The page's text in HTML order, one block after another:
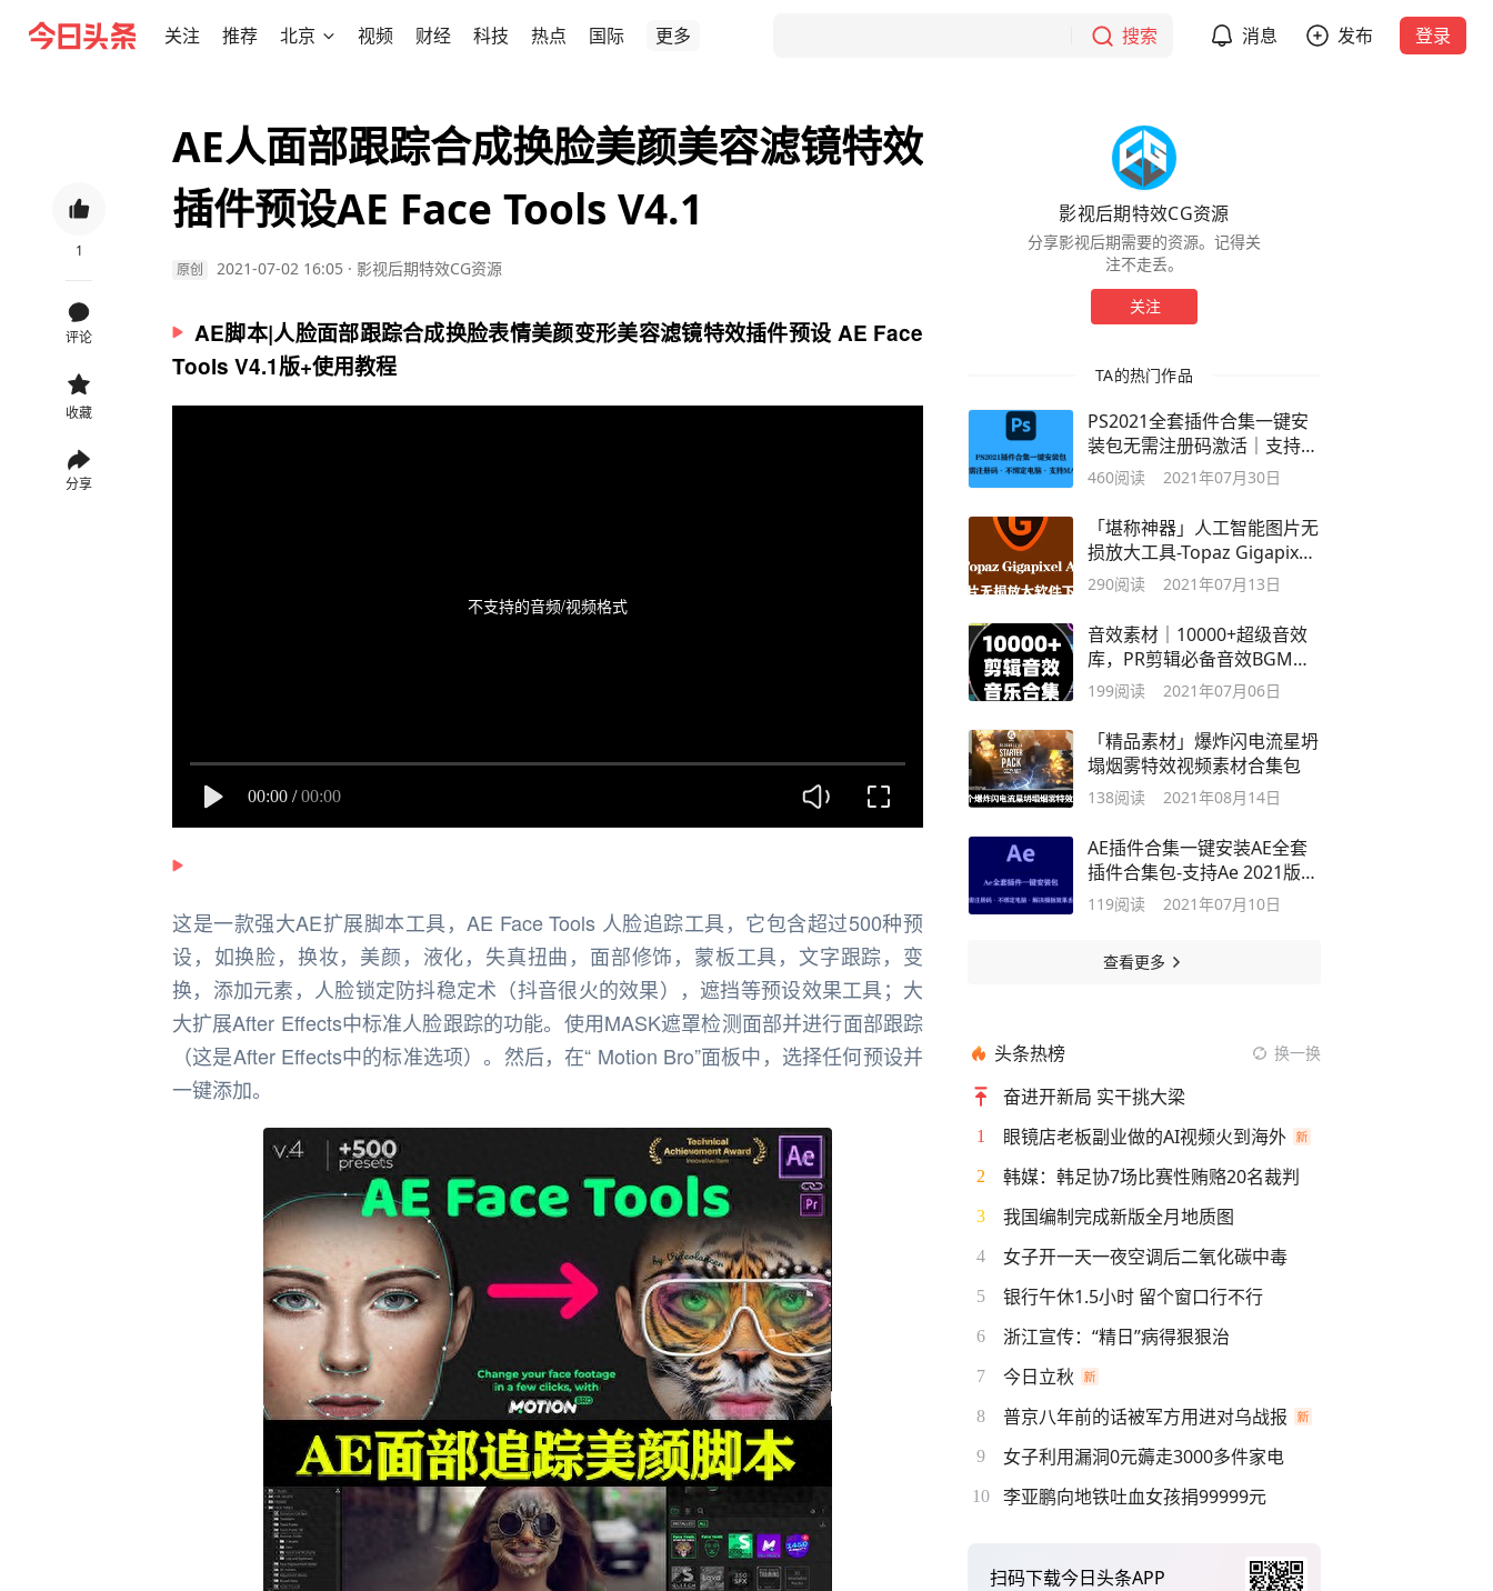
关注 推荐 北京 视频 财经 科技 热点 国际 更多 搜索 消息 发布 登录
1
评论
收藏
分享
AE人面部跟踪合成换脸美颜美容滤镜特效
插件预设AE Face Tools V4.1
原创 2021-07-02 16:05 · 影视后期特效CG资源
AE脚本|人脸面部跟踪合成换脸表情美颜变形美容滤镜特效插件预设 AE Face
Tools V4.1版+使用教程
不支持的音频/视频格式
00:00 / 00:00
这是一款强大AE扩展脚本工具，AE Face Tools 人脸追踪工具，它包含超过500种预
设，如换脸，换妆，美颜，液化，失真扭曲，面部修饰，蒙板工具，文字跟踪，变
换，添加元素，人脸锁定防抖稳定术（抖音很火的效果），遮挡等预设效果工具；大
大扩展After Effects中标准人脸跟踪的功能。使用MASK遮罩检测面部并进行面部跟踪
（这是After Effects中的标准选项）。然后，在“ Motion Bro”面板中，选择任何预设并
一键添加。
影视后期特效CG资源
分享影视后期需要的资源。记得关
注不走丢。
关注
TA的热门作品
PS2021全套插件合集一键安
装包无需注册码激活｜支持
Win/Mac版
460阅读 2021年07月30日
「堪称神器」人工智能图片无
损放大工具-Topaz Gigapixel
AI
290阅读 2021年07月13日
音效素材｜10000+超级音效
库，PR剪辑必备音效BGM音
乐合集
199阅读 2021年07月06日
「精品素材」爆炸闪电流星坍
塌烟雾特效视频素材合集包
138阅读 2021年08月14日
AE插件合集一键安装AE全套
插件合集包-支持Ae 2021版本
「Win版」
119阅读 2021年07月10日
查看更多
头条热榜 换一换
奋进开新局 实干挑大梁
1 眼镜店老板副业做的AI视频火到海外
2 韩媒：韩足协7场比赛性贿赂20名裁判
3 我国编制完成新版全月地质图
4 女子开一天一夜空调后二氧化碳中毒
5 银行午休1.5小时 留个窗口行不行
6 浙江宣传：“精日”病得狠狠治
7 今日立秋
8 普京八年前的话被军方用进对乌战报
9 女子利用漏洞0元薅走3000多件家电
10 李亚鹏向地铁吐血女孩捐99999元
扫码下载今日头条APP